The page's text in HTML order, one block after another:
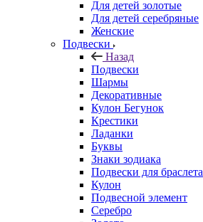
Для детей золотые
Для детей серебряные
Женские
Подвески
Назад
Подвески
Шармы
Декоративные
Кулон Бегунок
Крестики
Ладанки
Буквы
Знаки зодиака
Подвески для браслета
Кулон
Подвесной элемент
Серебро